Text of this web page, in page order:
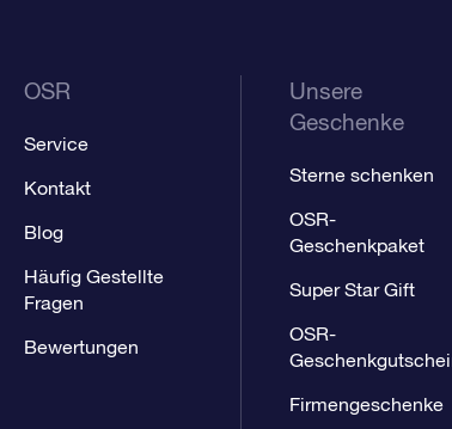
OSR
Service
Kontakt
Blog
Häufig Gestellte
Fragen
Bewertungen
Unsere
Geschenke
Sterne schenken
OSR-
Geschenkpaket
Super Star Gift
OSR-
Firmengeschenke